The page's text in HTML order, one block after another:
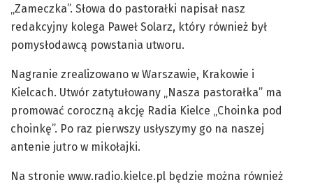
„Zameczka”. Słowa do pastorałki napisał nasz
redakcyjny kolega Paweł Solarz, który również był
pomysłodawcą powstania utworu.
Nagranie zrealizowano w Warszawie, Krakowie i
Kielcach. Utwór zatytułowany „Nasza pastorałka” ma
promować coroczną akcję Radia Kielce „Choinka pod
choinkę”. Po raz pierwszy usłyszymy go na naszej
antenie jutro w mikołajki.
Na stronie www.radio.kielce.pl będzie można również